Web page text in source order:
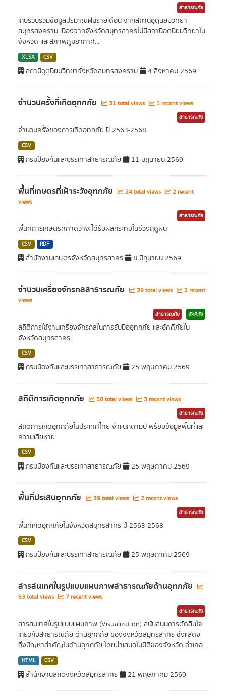
สาธารณภัย
เก็บรวบรวมข้อมูลปริมาณฝนรายเดือน จากสถานีอุตุนิยมวิทยา
สมุทรสงคราม เนื่องจากจังหวัดสมุทรสาครไม่มีสถานีอุตุนิยมวิทยาใน
จังหวัด และสภาพภูมิอากาศ...
XLSX CSV
สถานีอุตุนิยมวิทยาจังหวัดสมุทรสงคราม 4 สิงหาคม 2569
จำนวนครั้งที่เกิดอุทกภัย 31 total views 1 recent views
สาธารณภัย
จำนวนครั้งของการเกิดอุทกภัย ปี 2563-2568
CSV
กรมป้องกันและบรรเทาสาธารณภัย 11 มิถุนายน 2569
พื้นที่เกษตรที่เฝ้าระวังอุทกภัย 24 total views
2 recent
views
สาธารณภัย
พื้นที่การเกษตรที่คาดว่าจะได้รับผลกระทบในช่วงฤดูฝน
CSV RDF
สำนักงานเกษตรจังหวัดสมุทรสาคร 8 มิถุนายน 2569
จำนวนเครื่องจักรกลสาธารณภัย 39 total views
2 recent
views
สาธารณภัย อัคคีภัย
สถิติการใช้งานเครื่องจักรกลในการรับมืออุทกภัย และอัคคีภัยใน
จังหวัดสมุทรสาคร
CSV
กรมป้องกันและบรรเทาสาธารณภัย 25 พฤษภาคม 2569
สถิติการเกิดอุทกภัย 50 total views 3 recent views
สาธารณภัย
สถิติการเกิดอุทกภัยในประเทศไทย จำแนกตามปี พร้อมข้อมูลพื้นที่และ
ความเสียหาย
CSV
กรมป้องกันและบรรเทาสาธารณภัย 25 พฤษภาคม 2569
พื้นที่ประสบอุทกภัย 39 total views 2 recent views
สาธารณภัย
พื้นที่เกิดอุทกภัยในจังหวัดสมุทรสาคร ปี 2563-2568
CSV
กรมป้องกันและบรรเทาสาธารณภัย 25 พฤษภาคม 2569
สารสนเทศในรูปแบบแผนภาพสาธารณภัยด้านอุทกภัย
63 total views 7 recent views
สาธารณภัย
สารสนเทศในรูปแบบแผนภาพ (Visualization) สนับสนุนการตัดสินใจ
เกี่ยวกับสาธารณภัย ด้านอุทกภัย ของจังหวัดสมุทรสาคร ซึ่งแสดง
ถึงปัญหาสำคัญในด้านอุทกภัย โดยนำเสนอในมิติของจังหวัด อำเภอ...
HTML CSV
สำนักงานสถิติจังหวัดสมุทรสาคร 21 พฤษภาคม 2569